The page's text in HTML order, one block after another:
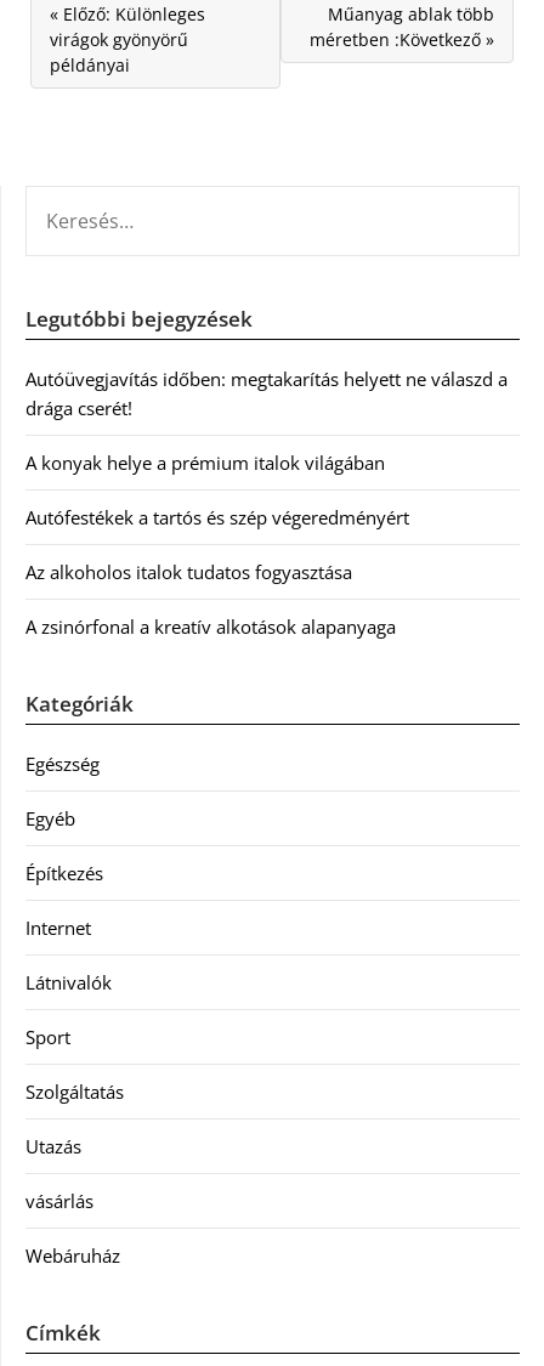
« Előző: Különleges
virágok gyönyörű
példányai
Műanyag ablak több
méretben :Következő »
Legutóbbi bejegyzések
Autóüvegjavítás időben: megtakarítás helyett ne válaszd a
drága cserét!
A konyak helye a prémium italok világában
Autófestékek a tartós és szép végeredményért
Az alkoholos italok tudatos fogyasztása
A zsinórfonal a kreatív alkotások alapanyaga
Kategóriák
Egészség
Egyéb
Építkezés
Internet
Látnivalók
Sport
Szolgáltatás
Utazás
vásárlás
Webáruház
Címkék